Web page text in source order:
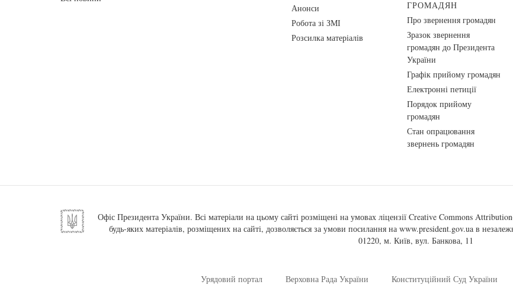
Анонси
Робота зі ЗМІ
Розсилка матеріалів
ГРОМАДЯН
Про звернення громадян
Зразок звернення
громадян до Президента
України
Графік прийому громадян
Електронні петиції
Порядок прийому
громадян
Стан опрацювання
звернень громадян
Офіс Президента України. Всі матеріали на цьому сайті розміщені на умовах ліцензії Creative Commons
будь-яких матеріалів, розміщених на сайті, дозволяється за умови посилання на www.president.gov.ua в
01220, м. Київ, вул. Банкова, 11
Урядовий портал Верховна Рада України Конституційний Суд України